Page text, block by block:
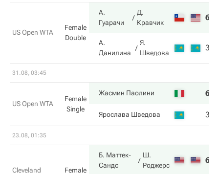
US Open WTA
Female
Double
А.
Гуарачи
Д.
Кравчик
6
А.
Данилина
Я.
Шведова
3
31.08, 03:45
US Open WTA
Female
Single
Жасмин Паолини 6
Ярослава Шведова 3
23.08, 01:35
Cleveland
Female
Б. Маттек-
Сандс
Ш.
Роджерс
6